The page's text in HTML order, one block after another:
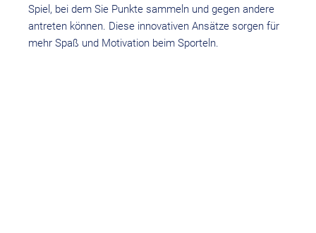
Spiel, bei dem Sie Punkte sammeln und gegen andere
antreten können. Diese innovativen Ansätze sorgen für
mehr Spaß und Motivation beim Sporteln.